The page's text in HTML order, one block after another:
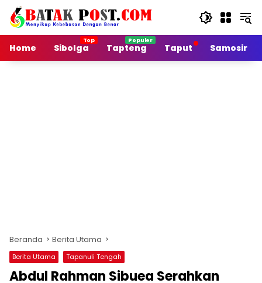
Langsung
konten
Home
Sibolga Tapteng Taput Samosir
Beranda Berita Utama
Berita Utama Tapanuli Tengah
Abdul Rahman Sibuea Serahkan